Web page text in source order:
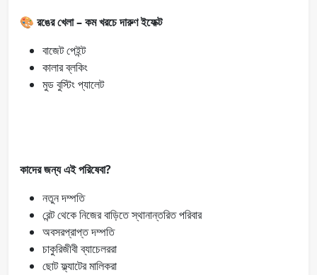
🎨 রঙের খেলা – কম খরচে দারুণ ইফেক্ট
বাজেট পেইন্ট
কালার ব্লকিং
মুড বুস্টিং প্যালেট
কাদের জন্য এই পরিষেবা?
নতুন দম্পতি
রেন্ট থেকে নিজের বাড়িতে স্থানান্তরিত পরিবার
অবসরপ্রাপ্ত দম্পতি
চাকুরিজীবী ব্যাচেলররা
ছোট ফ্ল্যাটের মালিকরা